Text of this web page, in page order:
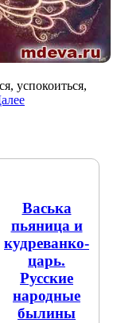
успокоиться,
Васька
пьяница и
кудреванко-
царь.
Русские
народные
былины